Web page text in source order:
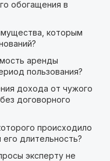
обогащения в
которым
аренды
пользования?
дохода от чужого
договорного
происходило
длительность?
эксперту не